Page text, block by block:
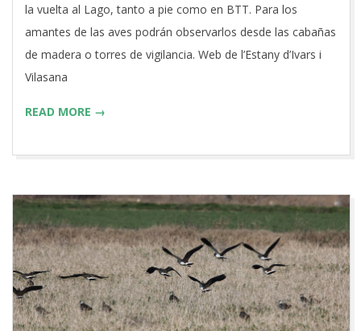
la vuelta al Lago, tanto a pie como en BTT. Para los
amantes de las aves podrán observarlos desde las cabañas
de madera o torres de vigilancia. Web de l’Estany d’Ivars i
Vilasana
READ MORE →